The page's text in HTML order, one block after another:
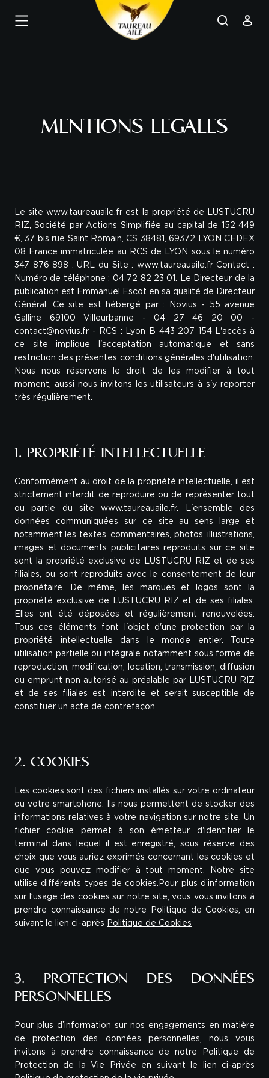
Panneau de gestion des cookies
MENTIONS LEGALES
Le site www.taureauaile.fr est la propriété de LUSTUCRU
RIZ, Société par Actions Simplifiée au capital de 152 449
€, 37 bis rue Saint Romain, CS 38481, 69372 LYON CEDEX
08 France immatriculée au RCS de LYON sous le numéro
347 876 898 . URL du Site : www.taureauaile.fr Contact :
Numéro de téléphone : 04 72 82 23 01. Le Directeur de la
publication est Emmanuel Escot en sa qualité de Directeur
Général. Ce site est hébergé par : Novius - 55 avenue
Galline 69100 Villeurbanne - 04 27 46 20 00 -
contact@novius.fr - RCS : Lyon B 443 207 154 L'accès à
ce site implique l'acceptation automatique et sans
restriction des présentes conditions générales d'utilisation.
Nous nous réservons le droit de les modifier à tout
moment, aussi nous invitons les utilisateurs à s'y reporter
très régulièrement.
1. PROPRIÉTÉ INTELLECTUELLE
Conformément au droit de la propriété intellectuelle, il est
strictement interdit de reproduire ou de représenter tout
ou partie du site www.taureauaile.fr. L'ensemble des
données communiquées sur ce site au sens large et
notamment les textes, commentaires, photos, illustrations,
images et documents publicitaires reproduits sur ce site
sont la propriété exclusive de LUSTUCRU RIZ et de ses
filiales, ou sont reproduits avec le consentement de leur
propriétaire. De même, les marques et logos sont la
propriété exclusive de LUSTUCRU RIZ et de ses filiales.
Elles ont été déposées et régulièrement renouvelées.
Tous ces éléments font l'objet d'une protection par la
propriété intellectuelle dans le monde entier. Toute
utilisation partielle ou intégrale notamment sous forme de
reproduction, modification, location, transmission, diffusion
ou emprunt non autorisé au préalable par LUSTUCRU RIZ
et de ses filiales est interdite et serait susceptible de
constituer un acte de contrefaçon.
2. COOKIES
Les cookies sont des fichiers installés sur votre ordinateur
ou votre smartphone. Ils nous permettent de stocker des
informations relatives à votre navigation sur notre site. Un
fichier cookie permet à son émetteur d'identifier le
terminal dans lequel il est enregistré, sous réserve des
choix que vous auriez exprimés concernant les cookies et
que vous pouvez modifier à tout moment. Notre site
utilise différents types de cookies.Pour plus d’information
sur l’usage des cookies sur notre site, vous vous invitons à
prendre connaissance de notre Politique de Cookies, en
suivant le lien ci-après Politique de Cookies
3. PROTECTION DES DONNÉES
PERSONNELLES
Pour plus d’information sur nos engagements en matière
de protection des données personnelles, nous vous
invitons à prendre connaissance de notre Politique de
Protection de la Vie Privée en suivant le lien ci-après